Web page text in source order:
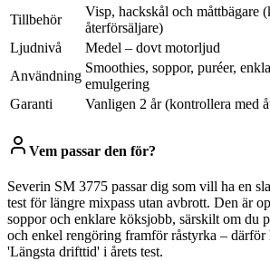
Tillbehör
Visp, hackskål och måttbägare
återförsäljare)
Ljudnivå
Medel – dovt motorljud
Användning
Smoothies, soppor, puréer,
emulgering
Garanti
Vanligen 2 år (kontrollera med
Vem passar den för?
Severin SM 3775 passar dig som vill ha en
test för längre mixpass utan avbrott. Den är
soppor och enklare köksjobb, särskilt om du
och enkel rengöring framför råstyrka – därför
'Längsta drifttid' i årets test.